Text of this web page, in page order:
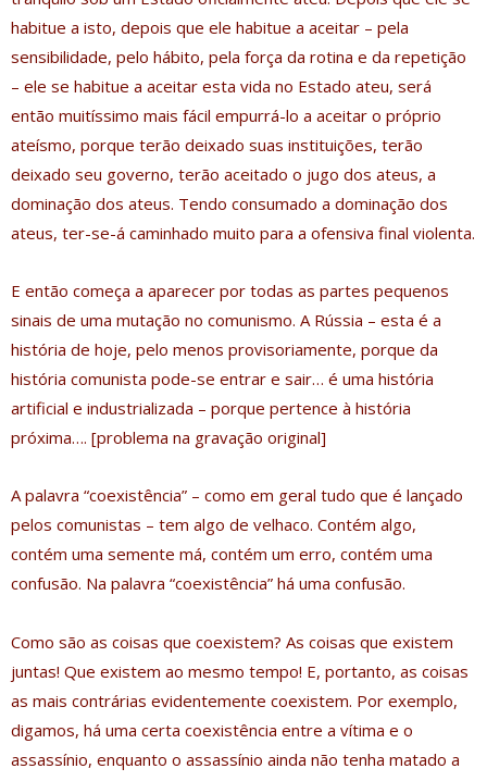
habitue a isto, depois que ele habitue a aceitar – pela
sensibilidade, pelo hábito, pela força da rotina e da repetição
– ele se habitue a aceitar esta vida no Estado ateu, será
então muitíssimo mais fácil empurrá-lo a aceitar o próprio
ateísmo, porque terão deixado suas instituições, terão
deixado seu governo, terão aceitado o jugo dos ateus, a
dominação dos ateus. Tendo consumado a dominação dos
ateus, ter-se-á caminhado muito para a ofensiva final violenta.
E então começa a aparecer por todas as partes pequenos
sinais de uma mutação no comunismo. A Rússia – esta é a
história de hoje, pelo menos provisoriamente, porque da
história comunista pode-se entrar e sair… é uma história
artificial e industrializada – porque pertence à história
próxima…. [problema na gravação original]
A palavra “coexistência” – como em geral tudo que é lançado
pelos comunistas – tem algo de velhaco. Contém algo,
contém uma semente má, contém um erro, contém uma
confusão. Na palavra “coexistência” há uma confusão.
Como são as coisas que coexistem? As coisas que existem
juntas! Que existem ao mesmo tempo! E, portanto, as coisas
as mais contrárias evidentemente coexistem. Por exemplo,
digamos, há uma certa coexistência entre a vítima e o
assassínio, enquanto o assassínio ainda não tenha matado a